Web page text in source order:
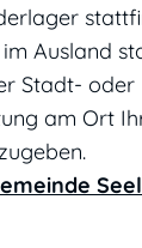
Ausland
Stadt- oder
am Ort